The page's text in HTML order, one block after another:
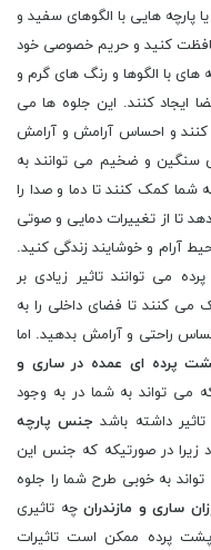
پارچه هایی با الگوهای سفید و
کنید و حریم خصوصی خود
های با الگوها و رنگ های گرم و
ایجاد کنند. این جلوه ها می
کنند و احساس آرامش و آرامش
سنگین و ضخیم می توانند به
شما کمک کنند تا دما و صدا را
تا از تغییرات دمایی و صوتی
آرام و خوشایند زندگی کنید.
می توانند تاثیر زیادی بر
می کنند تا فضای داخلی را به
راحتی و آرامش بدهید. اما
پرده ای عمده در ساری و
می تواند به شما در به وجود
داشته باشدجنس پارچه
زیرا در صورتیکه که جنس این
تواند به خوبی طرح شما را جلوه
ساری و مازندرانچه تاثیری
پرده ممکن است تاثیرات